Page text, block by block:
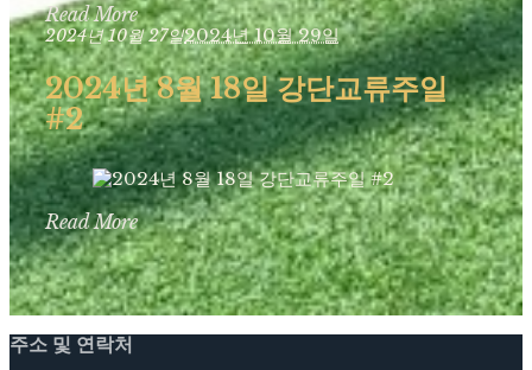
Read More
2024년 10월 27일2024년 10월 29일
2024년 8월 18일 강단교류주일
#2
Read More
주소 및 연락처